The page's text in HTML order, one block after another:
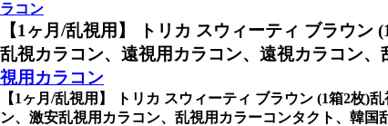
ラコン
【1ヶ月/乱視用】 トリカ スウィーティ ブラウン
乱視カラコン、遠視用カラコン、遠視カラコン
視用カラコン
【1ヶ月/乱視用】 トリカ スウィーティ ブラウン (1箱2枚)乱
ン、激安乱視用カラコン、乱視用カラーコンタクト、韓